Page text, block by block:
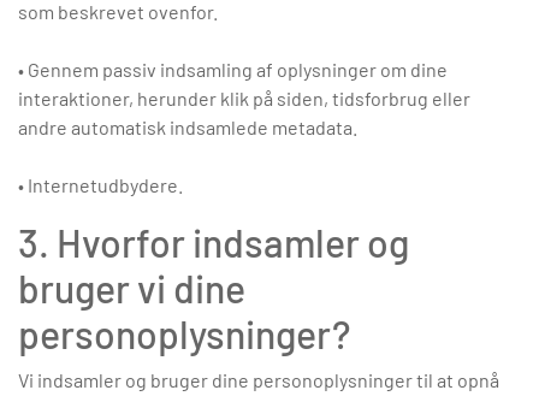
som beskrevet ovenfor.
• Gennem passiv indsamling af oplysninger om dine
interaktioner, herunder klik på siden, tidsforbrug eller
andre automatisk indsamlede metadata.
• Internetudbydere.
3. Hvorfor indsamler og
bruger vi dine
personoplysninger?
Vi indsamler og bruger dine personoplysninger til at opnå